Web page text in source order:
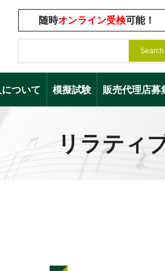
随時オンライン受検可能！
ついて 模擬試験 販売代理店募
リラティ